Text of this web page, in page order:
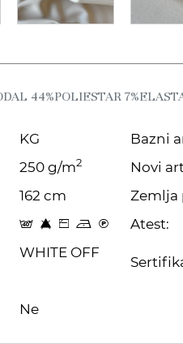
44%POLIESTAR
KG
250 g/m2
162 cm
t 8 Z o C
WHITE OFF
Ne
Bazni
Novi
Zemlja
Atest: